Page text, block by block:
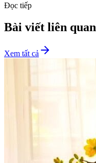
Đọc tiếp
Bài viết liên quan
Xem tất cả